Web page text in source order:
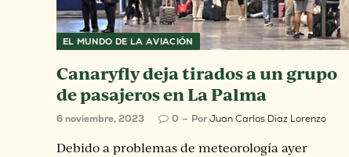
EL MUNDO DE LA AVIACIÓN
Canaryfly deja tirados a un grupo
de pasajeros en La Palma
6 noviembre, 2023 0 PorJuan Carlos Diaz Lorenzo
Debido a problemas de meteorología ayer